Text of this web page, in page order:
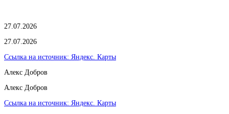
27.07.2026
27.07.2026
Ссылка на источник: Яндекс. Карты
Алекс Добров
Алекс Добров
Ссылка на источник: Яндекс. Карты